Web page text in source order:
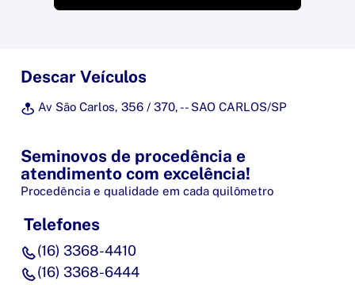
Descar Veículos
Av São Carlos, 356 / 370, - - SAO CARLOS/SP
Seminovos de procedência e
atendimento com excelência!
Procedência e qualidade em cada quilômetro
Telefones
(16) 3368-4410
(16) 3368-6444